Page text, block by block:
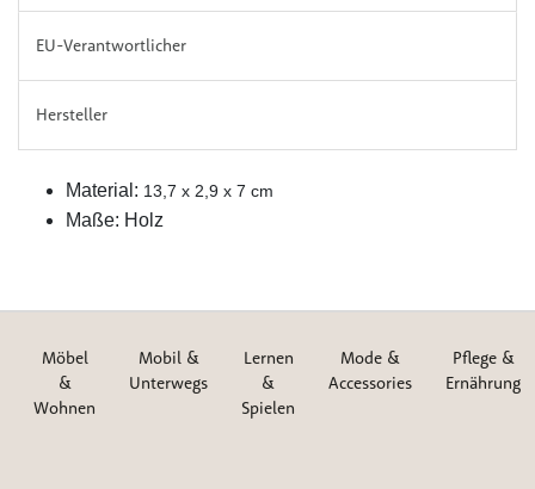
EU-Verantwortlicher
Hersteller
Material: 13,7 x 2,9 x 7 cm
Maße: Holz
Möbel
&
Wohnen
Mobil &
Unterwegs
Lernen
&
Spielen
Mode &
Accessories
Pflege &
Ernährung